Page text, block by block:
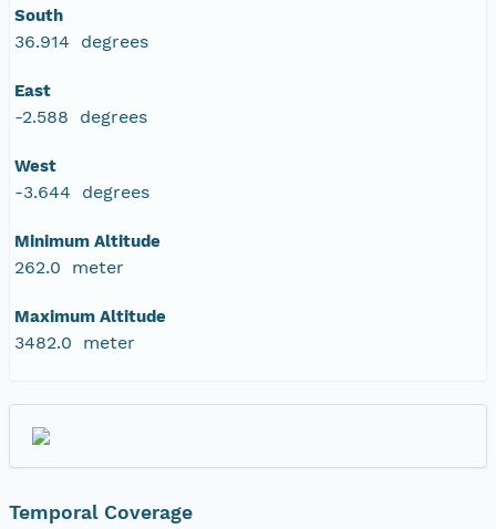
South
36.914 degrees
East
-2.588 degrees
West
-3.644 degrees
Minimum Altitude
262.0 meter
Maximum Altitude
3482.0 meter
Temporal Coverage